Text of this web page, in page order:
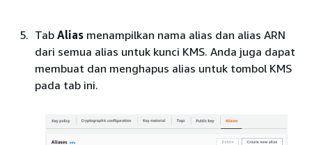
Tab Alias menampilkan nama alias dan alias ARN
dari semua alias untuk kunci KMS. Anda juga dapat
membuat dan menghapus alias untuk tombol KMS
pada tab ini.